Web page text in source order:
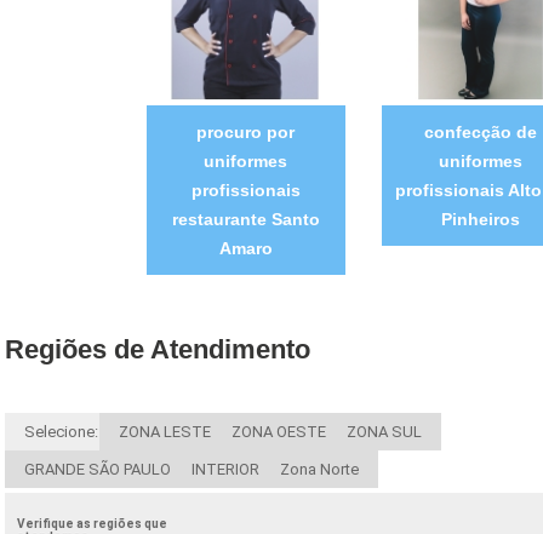
procuro por
uniformes
profissionais
restaurante Santo
Amaro
confecção de
uniformes
profissionais
Pinheiros
Regiões de Atendimento
Selecione: ZONA LESTE ZONA OESTE ZONA SUL
GRANDE SÃO PAULO INTERIOR Zona Norte
Verifique as regiões que